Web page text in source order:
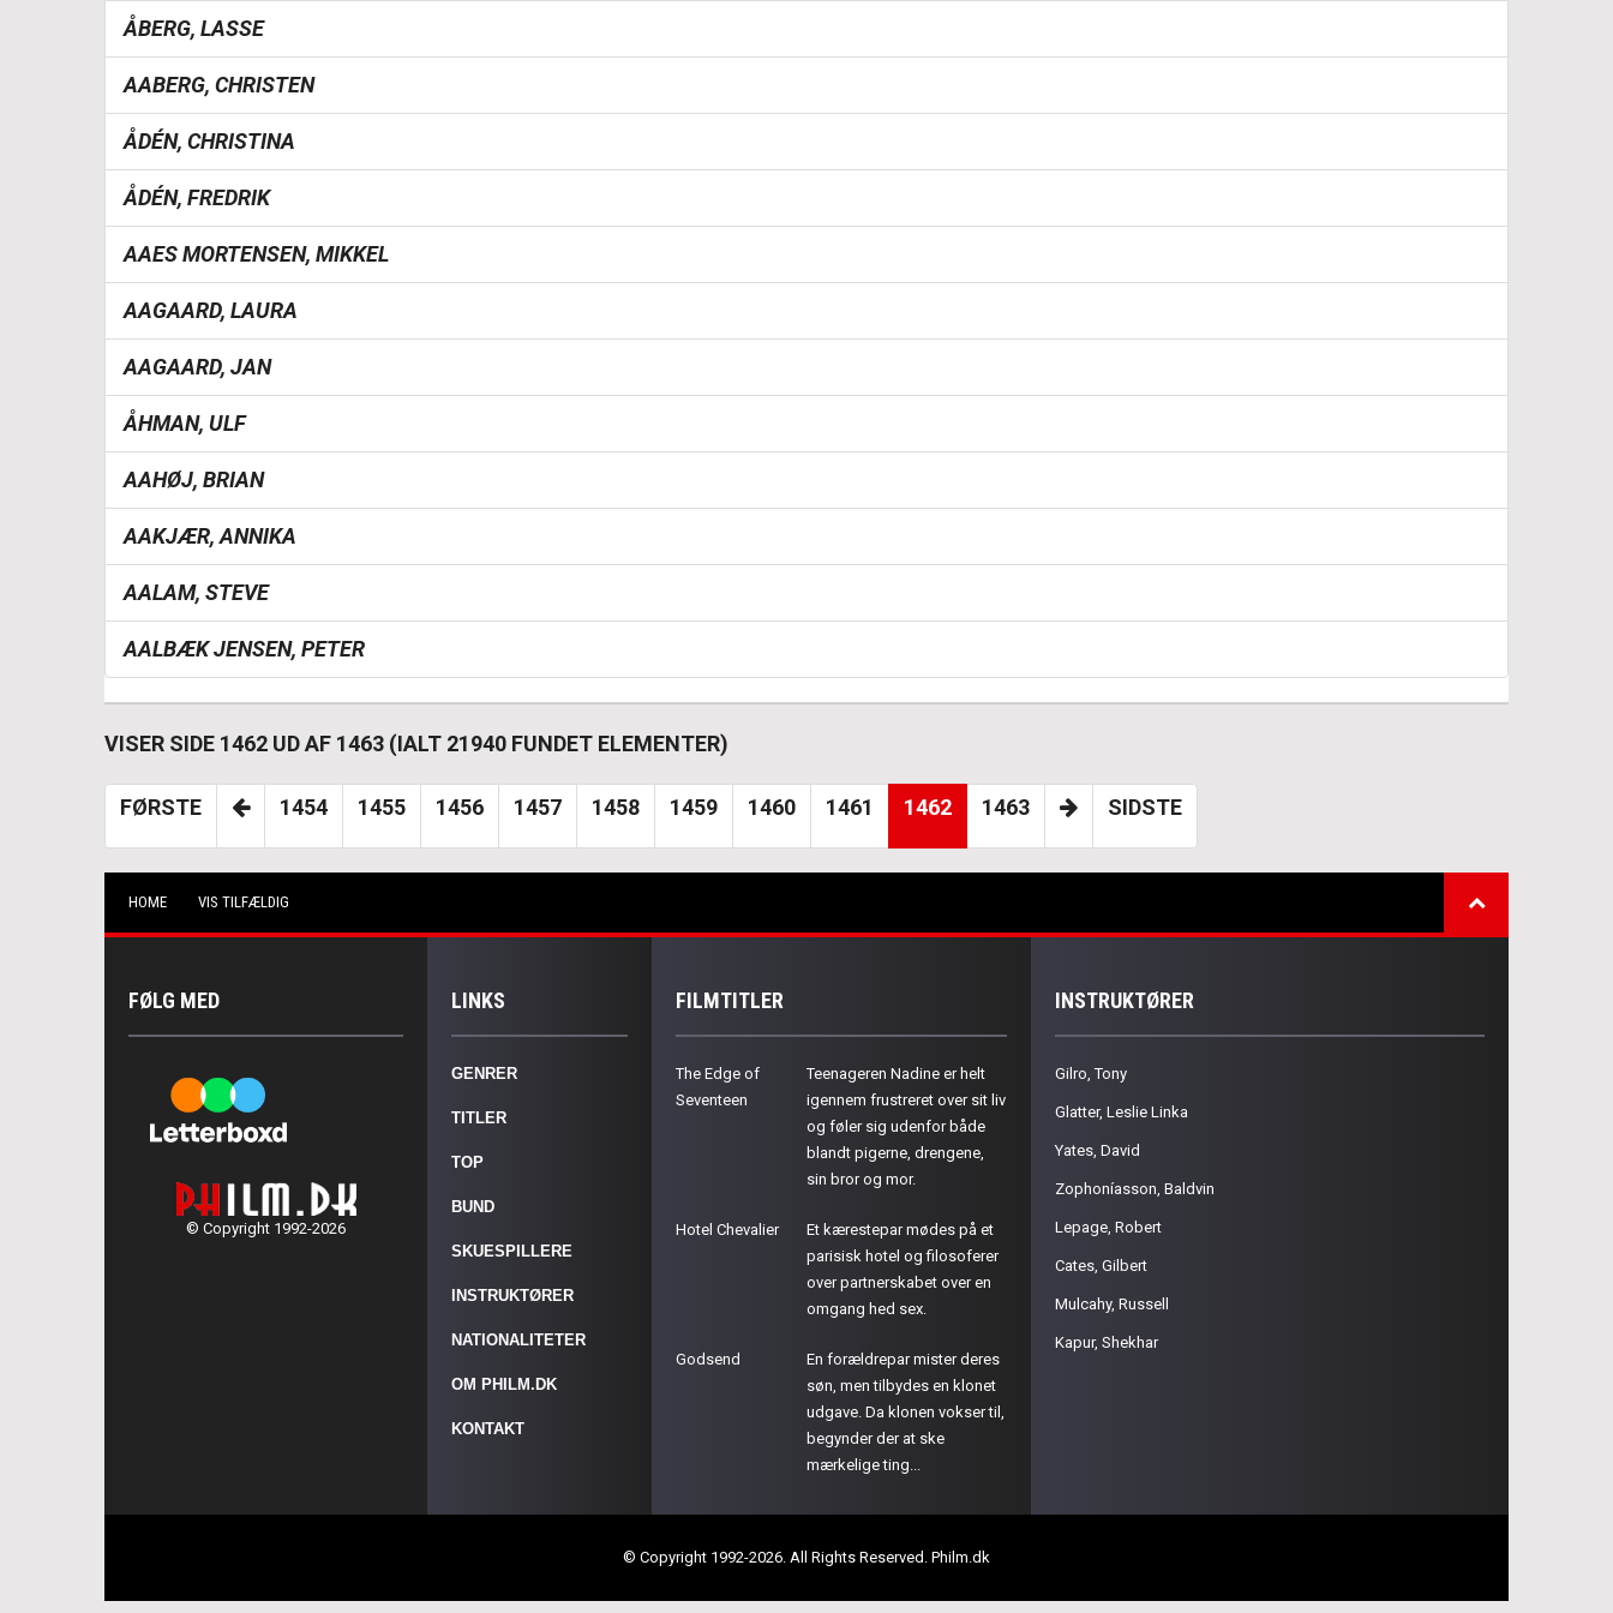
ÅBERG, LASSE
AABERG, CHRISTEN
ÅDÉN, CHRISTINA
ÅDÉN, FREDRIK
AAES MORTENSEN, MIKKEL
AAGAARD, LAURA
AAGAARD, JAN
ÅHMAN, ULF
AAHØJ, BRIAN
AAKJÆR, ANNIKA
AALAM, STEVE
AALBÆK JENSEN, PETER
VISER SIDE 1462 UD AF 1463 (IALT 21940 FUNDET ELEMENTER)
FØRSTE 1454 1455 1456 1457 1458 1459 1460 1461 1462 1463 SIDSTE
HOME VIS TILFÆLDIG
FØLG MED
© Copyright 1992-2026
LINKS
GENRER
TITLER
TOP
BUND
SKUESPILLERE
INSTRUKTØRER
NATIONALITETER
OM PHILM.DK
KONTAKT
FILMTITLER
The Edge of
Seventeen
Teenageren Nadine er helt
igennem frustreret over sit liv
og føler sig udenfor både
blandt pigerne, drengene,
sin bror og mor.
Hotel Chevalier
Et kærestepar mødes på et
parisisk hotel og filosoferer
over partnerskabet over en
omgang hed sex.
Godsend
En forældrepar mister deres
søn, men tilbydes en klonet
udgave. Da klonen vokser til,
begynder der at ske
mærkelige ting...
INSTRUKTØRER
Gilro, Tony
Glatter, Leslie Linka
Yates, David
Zophoníasson, Baldvin
Lepage, Robert
Cates, Gilbert
Mulcahy, Russell
Kapur, Shekhar
© Copyright 1992-2026. All Rights Reserved. Philm.dk